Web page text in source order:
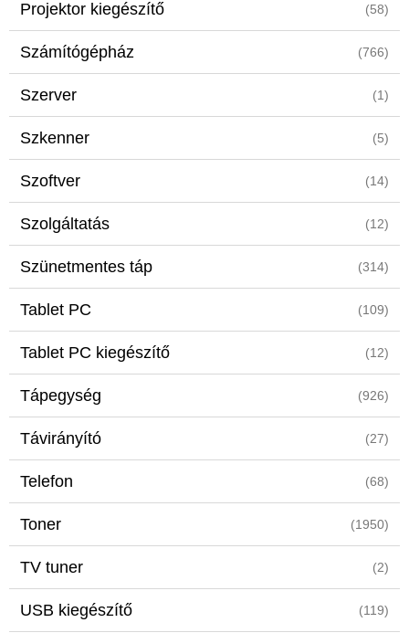
Projektor kiegészítő (58)
Számítógépház (766)
Szerver (1)
Szkenner (5)
Szoftver (14)
Szolgáltatás (12)
Szünetmentes táp (314)
Tablet PC (109)
Tablet PC kiegészítő (12)
Tápegység (926)
Távirányító (27)
Telefon (68)
Toner (1950)
TV tuner (2)
USB kiegészítő (119)